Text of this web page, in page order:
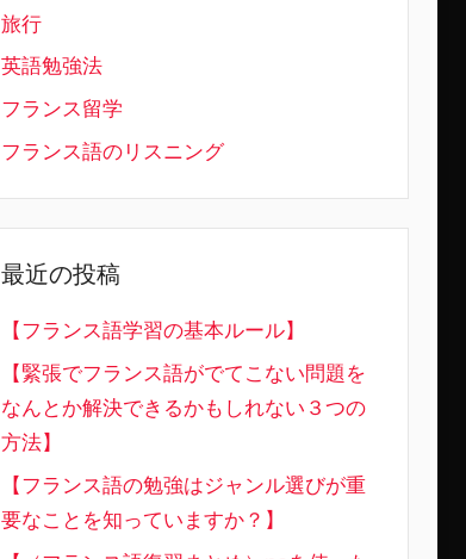
旅行
英語勉強法
フランス留学
フランス語のリスニング
最近の投稿
【フランス語学習の基本ルール】
【緊張でフランス語がでてこない問題を
なんとか解決できるかもしれない３つの
方法】
【フランス語の勉強はジャンル選びが重
要なことを知っていますか？】